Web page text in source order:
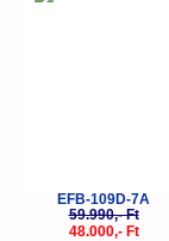
EFB-109D-7A
59.990,- Ft
48.000,- Ft